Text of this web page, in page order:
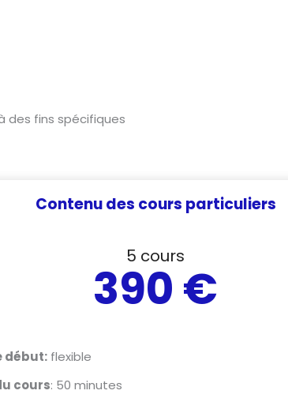
des fins spécifiques
Contenu des cours particuliers
5 cours
390 €
début:flexible
cours: 50 minutes